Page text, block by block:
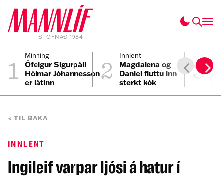
STOFNAÐ 1984
1 Minning
Ófeigur Sigurpáll
Hólmar Jóhannesson
er látinn
2 Innlent
Magdalena og
Daniel fluttu inn
sterkt kók
3
TIL BAKA
INNLENT
Ingileif varpar ljósi á hatur í